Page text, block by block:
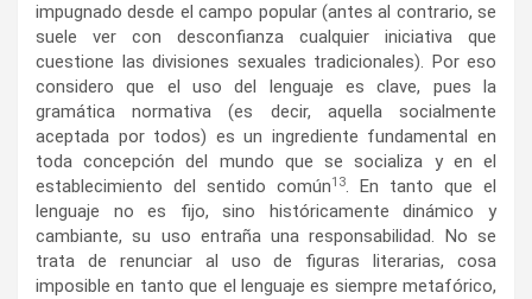
impugnado desde el campo popular (antes al contrario, se
suele ver con desconfianza cualquier iniciativa que
cuestione las divisiones sexuales tradicionales). Por eso
considero que el uso del lenguaje es clave, pues la
gramática normativa (es decir, aquella socialmente
aceptada por todos) es un ingrediente fundamental en
toda concepción del mundo que se socializa y en el
establecimiento del sentido común13. En tanto que el
lenguaje no es fijo, sino históricamente dinámico y
cambiante, su uso entraña una responsabilidad. No se
trata de renunciar al uso de figuras literarias, cosa
imposible en tanto que el lenguaje es siempre metafórico,